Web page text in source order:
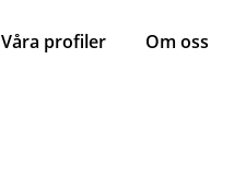
Våra profiler Om oss